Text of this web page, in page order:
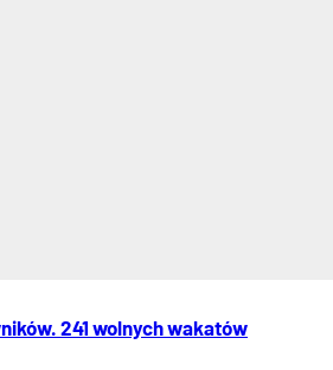
241 wolnych wakatów